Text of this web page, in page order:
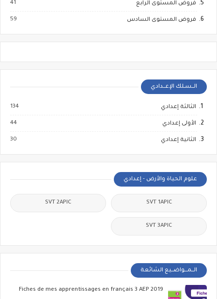
فروض المستوى الرابع 41
فروض المستوى السادس 59
الــسـلك الإعــدادي
الثالثة إعدادي 134
الأولى إعدادي 44
الثانية إعدادي 30
علوم الحياة والأرض - إعدادي
SVT 1APIC
SVT 2APIC
SVT 3APIC
الــمـــواضــيع الشائعة
Fiches de mes apprentissages en français 3 AEP 2019